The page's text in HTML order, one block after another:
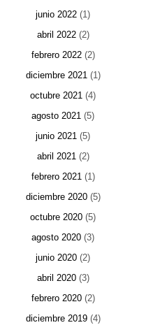
junio 2022 (1)
abril 2022(2)
febrero 2022(2)
diciembre 2021(1)
octubre 2021 (4)
agosto 2021 (5)
junio 2021 (5)
abril 2021(2)
febrero 2021(1)
diciembre 2020(5)
octubre 2020 (5)
agosto 2020 (3)
junio 2020 (2)
abril 2020(3)
febrero 2020(2)
diciembre 2019(4)